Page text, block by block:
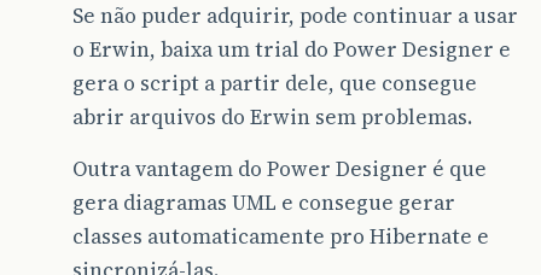
Se não puder adquirir, pode continuar a usar
o Erwin, baixa um trial do Power Designer e
gera o script a partir dele, que consegue
abrir arquivos do Erwin sem problemas.
Outra vantagem do Power Designer é que
gera diagramas UML e consegue gerar
classes automaticamente pro Hibernate e